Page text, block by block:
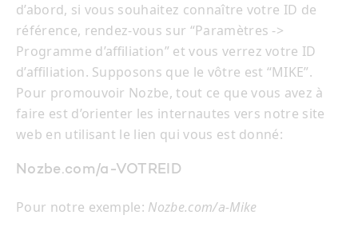
d’abord, si vous souhaitez connaître votre ID de
référence, rendez-vous sur “Paramètres ->
Programme d’affiliation” et vous verrez votre ID
d’affiliation. Supposons que le vôtre est “MIKE”.
Pour promouvoir Nozbe, tout ce que vous avez à
faire est d’orienter les internautes vers notre site
web en utilisant le lien qui vous est donné:
Nozbe.com/a-VOTREID
Pour notre exemple: Nozbe.com/a-Mike